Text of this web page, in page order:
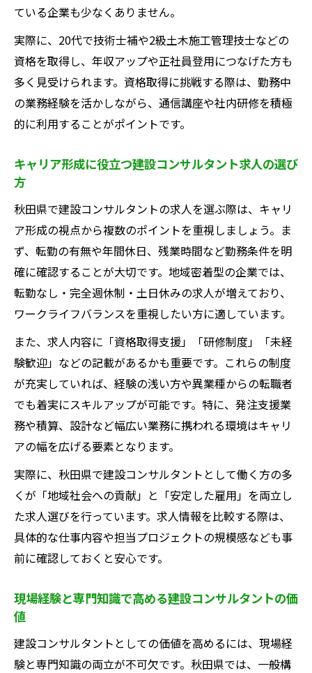
ている企業も少なくありません。
実際に、20代で技術士補や2級土木施工管理技士などの
資格を取得し、年収アップや正社員登用につなげた方も
多く見受けられます。資格取得に挑戦する際は、勤務中
の業務経験を活かしながら、通信講座や社内研修を積極
的に利用することがポイントです。
キャリア形成に役立つ建設コンサルタント求人の選び
方
秋田県で建設コンサルタントの求人を選ぶ際は、キャリ
ア形成の視点から複数のポイントを重視しましょう。ま
ず、転勤の有無や年間休日、残業時間など勤務条件を明
確に確認することが大切です。地域密着型の企業では、
転勤なし・完全週休制・土日休みの求人が増えており、
ワークライフバランスを重視したい方に適しています。
また、求人内容に「資格取得支援」「研修制度」「未経
験歓迎」などの記載があるかも重要です。これらの制度
が充実していれば、経験の浅い方や異業種からの転職者
でも着実にスキルアップが可能です。特に、発注支援業
務や積算、設計など幅広い業務に携われる環境はキャリ
アの幅を広げる要素となります。
実際に、秋田県で建設コンサルタントとして働く方の多
くが「地域社会への貢献」と「安定した雇用」を両立し
た求人選びを行っています。求人情報を比較する際は、
具体的な仕事内容や担当プロジェクトの規模感なども事
前に確認しておくと安心です。
現場経験と専門知識で高める建設コンサルタントの価
値
建設コンサルタントとしての価値を高めるには、現場経
験と専門知識の両立が不可欠です。秋田県では、一般構